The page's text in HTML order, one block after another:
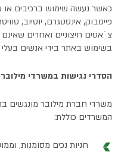
כאשר נעשה שימוש ברכיבים או
פייסבוק, אינסטגרם, יוטיוב,
צ`אטים חיצוניים ואחרים שאינם
בשימוש באתר בידי אנשים בעלי
הסדרי נגישות במשרדי מילובר
משרדי חברת מילובר מונגשים
המשרדים כוללת:
חניות נכים מסומנות,